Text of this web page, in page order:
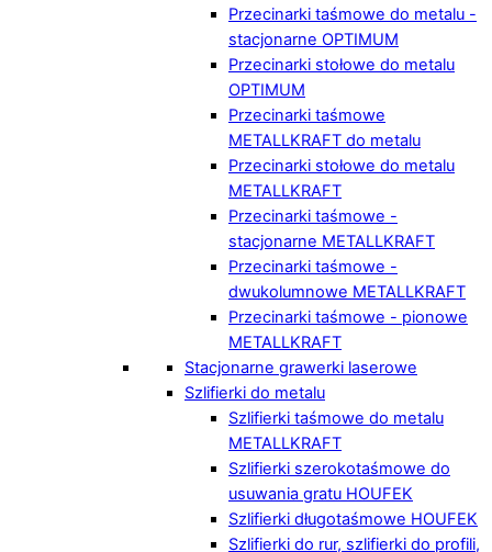
Przecinarki taśmowe do metalu -
stacjonarne OPTIMUM
Przecinarki stołowe do metalu
OPTIMUM
Przecinarki taśmowe
METALLKRAFT do metalu
Przecinarki stołowe do metalu
METALLKRAFT
Przecinarki taśmowe -
stacjonarne METALLKRAFT
Przecinarki taśmowe -
dwukolumnowe METALLKRAFT
Przecinarki taśmowe - pionowe
METALLKRAFT
Stacjonarne grawerki laserowe
Szlifierki do metalu
Szlifierki taśmowe do metalu
METALLKRAFT
Szlifierki szerokotaśmowe do
usuwania gratu HOUFEK
Szlifierki długotaśmowe HOUFEK
Szlifierki do rur, szlifierki do profili,